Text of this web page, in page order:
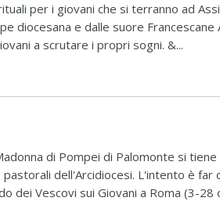
per i giovani che si terranno ad
diocesana e dalle suore Francescane
a scrutare i propri sogni. &...
di Pompei di Palomonte si tiene
dell'Arcidiocesi. L'intento è far
dei Vescovi sui Giovani a Roma (3-